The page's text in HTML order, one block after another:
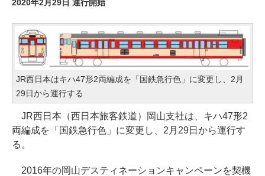
2020年2月29日 運行開始
JR西日本はキハ47形2両編成を「国鉄急行色」に変更し、2月
29日から運行する
JR西日本（西日本旅客鉄道）岡山支社は、キハ47形2
両編成を「国鉄急行色」に変更し、2月29日から運行す
る。
2016年の岡山デスティネーションキャンペーンを契機